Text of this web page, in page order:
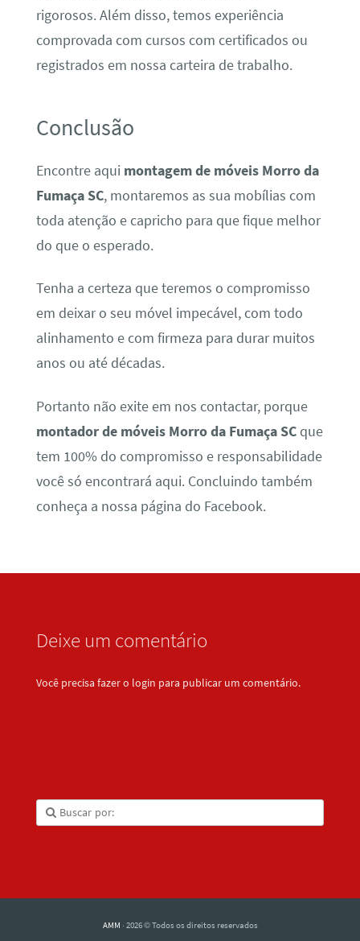
rigorosos. Além disso, temos experiência
comprovada com cursos com certificados ou
registrados em nossa carteira de trabalho.
Conclusão
Encontre aqui montagem de móveis Morro da
Fumaça SC, montaremos as sua mobílias com
toda atenção e capricho para que fique melhor
do que o esperado.
Tenha a certeza que teremos o compromisso
em deixar o seu móvel impecável, com todo
alinhamento e com firmeza para durar muitos
anos ou até décadas.
Portanto não exite em nos contactar, porque
montador de móveis Morro da Fumaça SCque
tem 100% do compromisso e responsabilidade
você só encontrará aqui. Concluindo também
conheça a nossa página do Facebook.
Deixe um comentário
Você precisa fazer o login para publicar um comentário.
AMM · 2026 © Todos os direitos reservados